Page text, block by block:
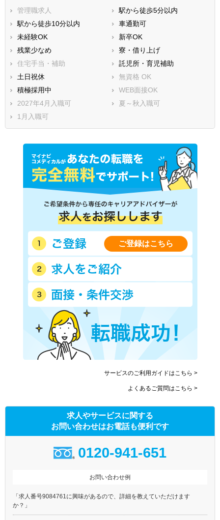
管理職求人
駅から徒歩5分以内
駅から徒歩10分以内
車通勤可
未経験OK
新卒OK
残業少なめ
寮・借り上げ
住宅手当・補助
託児所・育児補助
土日祝休
無資格 OK
積極採用中
WEB面接OK
2027年4月入職可
夏～秋入職可
1月入職可
ご登録はこちら
サービスのご利用ガイドはこちら >
よくあるご質問はこちら >
求人やサービスに関する
お問い合わせはお電話も便利です
0120-941-651
お問い合わせ例
「求人番号9084761に興味があるので、詳細を教えていただけます
か？」